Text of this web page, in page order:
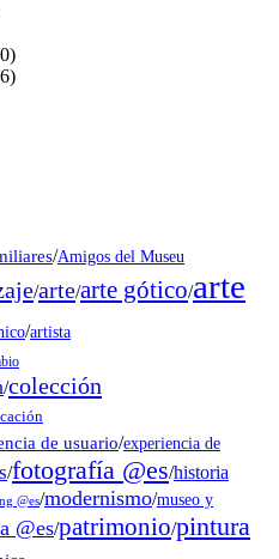
/Amigos del Museu
/arte/arte gótico/arte
/artista
/colección
de usuario/experiencia de
/fotografía @es/historia
@es/modernismo/museo y
@es/patrimonio/pintura